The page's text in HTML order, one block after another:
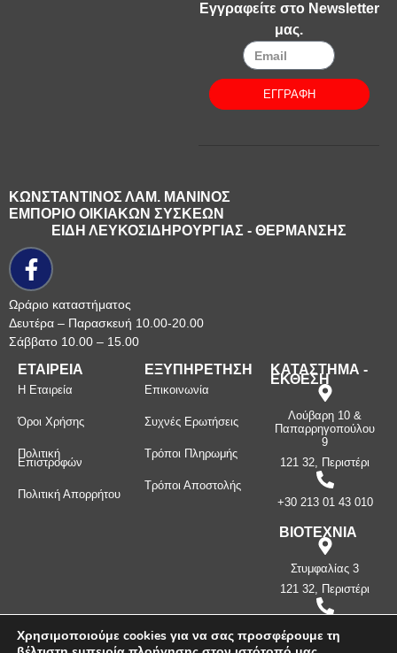
Εγγραφείτε στο Newsletter
μας.
ΕΓΓΡΑΦΗ
ΚΩΝΣΤΑΝΤΙΝΟΣ ΛΑΜ. ΜΑΝΙΝΟΣ
ΕΜΠΟΡΙΟ ΟΙΚΙΑΚΩΝ ΣΥΣΚΕΩΝ
ΕΙΔΗ ΛΕΥΚΟΣΙΔΗΡΟΥΡΓΙΑΣ - ΘΕΡΜΑΝΣΗΣ
Ωράριο καταστήματος
Δευτέρα – Παρασκευή 10.00-20.00
Σάββατο 10.00 – 15.00
ΕΤΑΙΡΕΙΑ
Η Εταιρεία
Όροι Χρήσης
Πολιτική
Επιστροφών
Πολιτική Απορρήτου
ΕΞΥΠΗΡΕΤΗΣΗ
Επικοινωνία
Συχνές Ερωτήσεις
Τρόποι Πληρωμής
Τρόποι Αποστολής
ΚΑΤΑΣΤΗΜΑ -
ΕΚΘΕΣΗ
Λούβαρη 10 &
Παπαρρηγοπούλου
9
121 32, Περιστέρι
+30 213 01 43 010
ΒΙΟΤΕΧΝΙΑ
Στυμφαλίας 3
121 32, Περιστέρι
397
Χρησιμοποιούμε cookies για να σας προσφέρουμε τη